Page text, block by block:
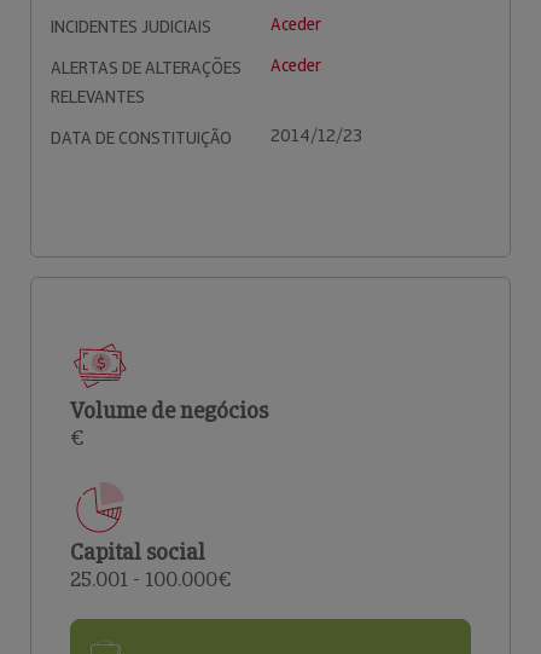
INCIDENTES JUDICIAIS
Aceder
ALERTAS DE ALTERAÇÕES
RELEVANTES
Aceder
DATA DE CONSTITUIÇÃO 2014/12/23
Volume de negócios
€
Capital social
25.001 - 100.000€